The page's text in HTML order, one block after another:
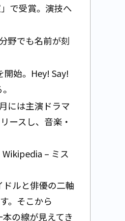
で受賞。演技へ
野でも名前が刻
開始。Hey! Say!
には主演ドラマ
ースし、音楽・
Wikipedia – ミス
ルと俳優の二軸
。そこから
の線が見えてき